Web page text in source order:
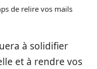
de relire vos mails
à solidifier
et à rendre vos